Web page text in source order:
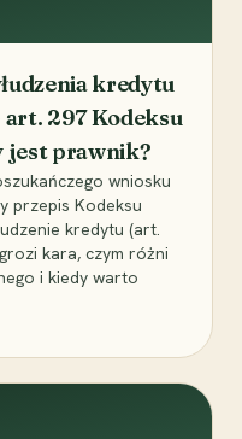
kredytu
297 Kodeksu
jest prawnik?
wniosku
przepis Kodeksu
kredytu (art.
kara, czym różni
i kiedy warto